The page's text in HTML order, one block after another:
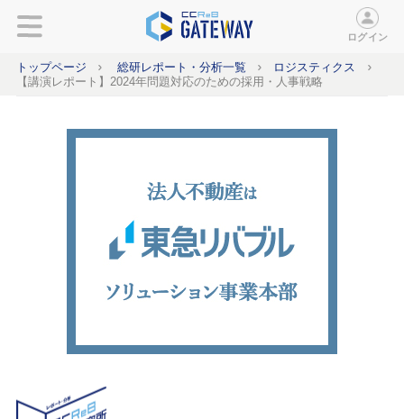
ログイン
トップページ 総研レポート・分析一覧
ロジスティクス
【講演レポート】2024年問題対応のための採用・人事戦略